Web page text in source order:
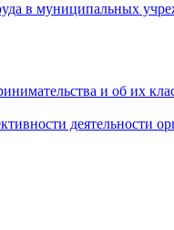
в муниципальных
и об их
деятельности